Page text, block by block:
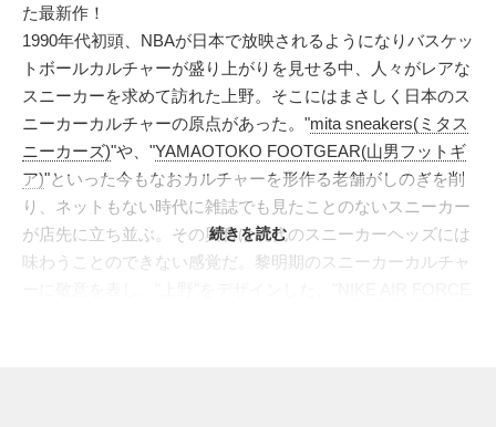
た最新作！
1990年代初頭、NBAが日本で放映されるようになりバスケッ
トボールカルチャーが盛り上がりを見せる中、人々がレアな
スニーカーを求めて訪れた上野。そこにはまさしく日本のス
ニーカーカルチャーの原点があった。"mita sneakers(ミタス
ニーカーズ)"や、"YAMAOTOKO FOOTGEAR(山男フットギ
ア)"といった今もなおカルチャーを形作る老舗がしのぎを削
り、ネットもない時代に雑誌でも見たことのないスニーカー
が店先に立ち並ぶ。その興奮は現代のスニーカーヘッズには
味わうことのできない感覚だ。黎明期のスニーカーカルチャ
続きを読む